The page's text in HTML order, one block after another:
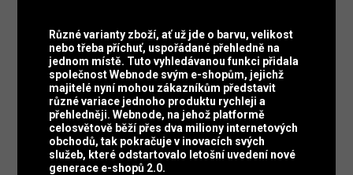
Různé varianty zboží, ať už jde o barvu, velikost
nebo třeba příchuť, uspořádané přehledně na
jednom místě. Tuto vyhledávanou funkci přidala
společnost Webnode svým e-shopům, jejichž
majitelé nyní mohou zákazníkům představit
různé variace jednoho produktu rychleji a
přehledněji. Webnode, na jehož platformě
celosvětově běží přes dva miliony internetových
obchodů, tak pokračuje v inovacích svých
služeb, které odstartovalo letošní uvedení nové
generace e-shopů 2.0.